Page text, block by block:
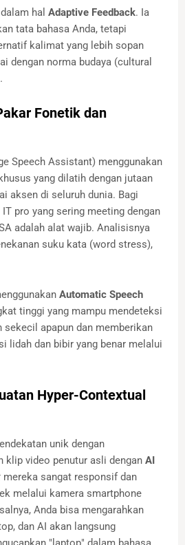
hal Adaptive Feedback. Ia
tata bahasa Anda, tetapi
kalimat yang lebih sopan
dengan norma budaya (cultural
Fonetik dan
Speech Assistant) menggunakan
khusus yang dilatih dengan jutaan
aksen di seluruh dunia. Bagi
pro yang sering meeting dengan
adalah alat wajib. Analisisnya
suku kata (word stress),
Automatic Speech
tinggi yang mampu mendeteksi
sekecil apapun dan memberikan
lidah dan bibir yang benar melalui
Hyper-Contextual
unik dengan
klip video penutur asli dengan AI
mereka sangat responsif dan
melalui kamera smartphone
Anda bisa mengarahkan
dan AI akan langsung